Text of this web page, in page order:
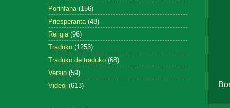
Porinfana (156)
Priesperanta (48)
Religia (96)
Traduko (1253)
Traduko de traduko (68)
Versio (59)
Videoj (613)